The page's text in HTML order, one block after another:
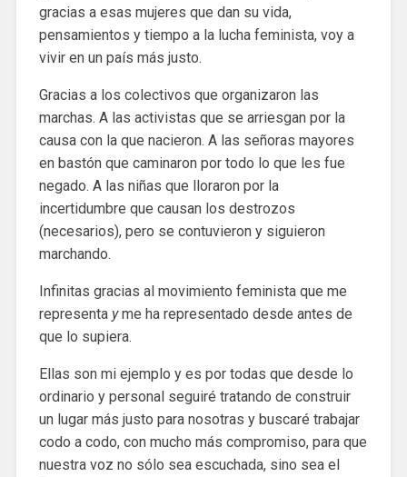
gracias a esas mujeres que dan su vida,
pensamientos y tiempo a la lucha feminista, voy a
vivir en un país más justo.
Gracias a los colectivos que organizaron las
marchas. A las activistas que se arriesgan por la
causa con la que nacieron. A las señoras mayores
en bastón que caminaron por todo lo que les fue
negado. A las niñas que lloraron por la
incertidumbre que causan los destrozos
(necesarios), pero se contuvieron y siguieron
marchando.
Infinitas gracias al movimiento feminista que me
representa yme ha representado desde antes de
que lo supiera.
Ellas son mi ejemplo y es por todas que desde lo
ordinario y personal seguiré tratando de construir
un lugar más justo para nosotras y buscaré trabajar
codo a codo, con mucho más compromiso, para que
nuestra voz no sólo sea escuchada, sino sea el